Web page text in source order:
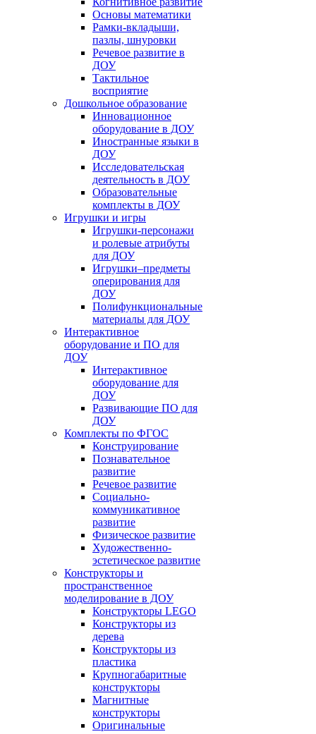
Основы математики
Рамки-вкладыши,
пазлы, шнуровки
Речевое развитие в
ДОУ
Тактильное
восприятие
Дошкольное образование
Инновационное
оборудование в ДОУ
Иностранные языки в
ДОУ
Исследовательская
деятельность в ДОУ
Образовательные
комплекты в ДОУ
Игрушки и игры
Игрушки-персонажи
и ролевые атрибуты
для ДОУ
Игрушки–предметы
оперирования для
ДОУ
Полифункциональные
материалы для ДОУ
Интерактивное
оборудование и ПО для
ДОУ
Интерактивное
оборудование для
ДОУ
Развивающие ПО для
ДОУ
Комплекты по ФГОС
Конструирование
Познавательное
развитие
Речевое развитие
Социально-
коммуникативное
развитие
Физическое развитие
Художественно-
эстетическое развитие
Конструкторы и
пространственное
моделирование в ДОУ
Конструкторы LEGO
Конструкторы из
дерева
Конструкторы из
пластика
Крупногабаритные
конструкторы
Магнитные
конструкторы
Оригинальные